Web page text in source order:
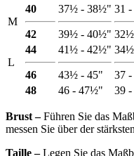
M
40
42
37½ - 38½"
39½ - 40½"
31
L
44
46
41½ - 42½"
43½ - 45" 37
48
46 - 47½" 39
Brust ‒Führen Sie das
messen Sie über der
Taille ‒Legen Sie das